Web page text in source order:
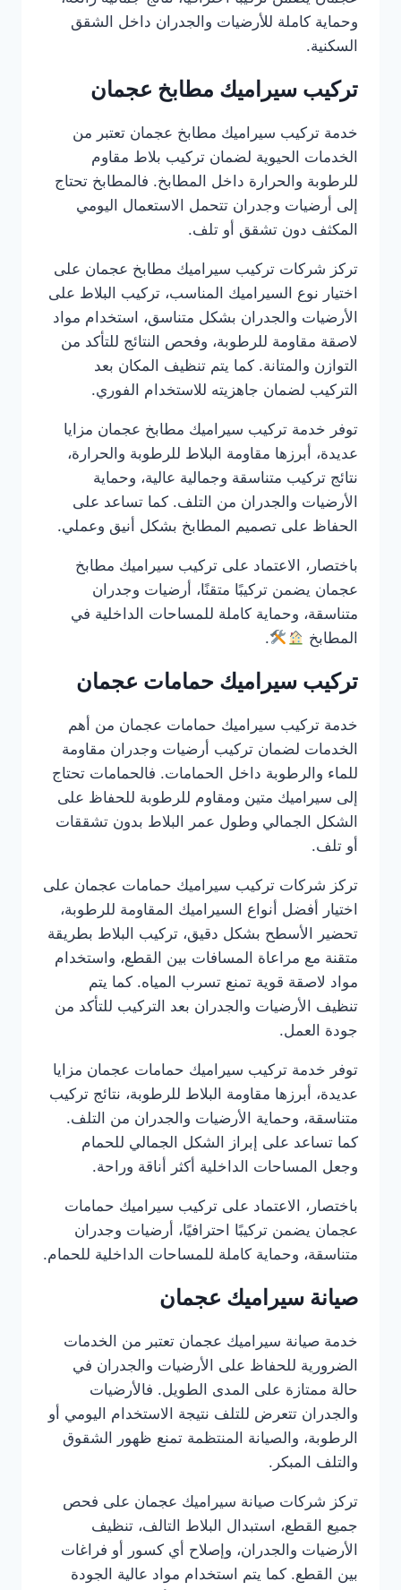
وحماية كاملة للأرضيات والجدران داخل الشقق
السكنية.
تركيب سيراميك مطابخ عجمان
خدمة تركيب سيراميك مطابخ عجمان تعتبر من
الخدمات الحيوية لضمان تركيب بلاط مقاوم
للرطوبة والحرارة داخل المطابخ. فالمطابخ تحتاج
إلى أرضيات وجدران تتحمل الاستعمال اليومي
المكثف دون تشقق أو تلف.
تركز شركات تركيب سيراميك مطابخ عجمان على
اختيار نوع السيراميك المناسب، تركيب البلاط على
الأرضيات والجدران بشكل متناسق، استخدام مواد
لاصقة مقاومة للرطوبة، وفحص النتائج للتأكد من
التوازن والمتانة. كما يتم تنظيف المكان بعد
التركيب لضمان جاهزيته للاستخدام الفوري.
توفر خدمة تركيب سيراميك مطابخ عجمان مزايا
عديدة، أبرزها مقاومة البلاط للرطوبة والحرارة،
نتائج تركيب متناسقة وجمالية عالية، وحماية
الأرضيات والجدران من التلف. كما تساعد على
الحفاظ على تصميم المطابخ بشكل أنيق وعملي.
باختصار، الاعتماد على تركيب سيراميك مطابخ
عجمان يضمن تركيبًا متقنًا، أرضيات وجدران
متناسقة، وحماية كاملة للمساحات الداخلية في
المطابخ
.
تركيب سيراميك حمامات عجمان
خدمة تركيب سيراميك حمامات عجمان من أهم
الخدمات لضمان تركيب أرضيات وجدران مقاومة
للماء والرطوبة داخل الحمامات. فالحمامات تحتاج
إلى سيراميك متين ومقاوم للرطوبة للحفاظ على
الشكل الجمالي وطول عمر البلاط بدون تشققات
أو تلف.
تركز شركات تركيب سيراميك حمامات عجمان على
اختيار أفضل أنواع السيراميك المقاومة للرطوبة،
تحضير الأسطح بشكل دقيق، تركيب البلاط بطريقة
متقنة مع مراعاة المسافات بين القطع، واستخدام
مواد لاصقة قوية تمنع تسرب المياه. كما يتم
تنظيف الأرضيات والجدران بعد التركيب للتأكد من
جودة العمل.
توفر خدمة تركيب سيراميك حمامات عجمان مزايا
عديدة، أبرزها مقاومة البلاط للرطوبة، نتائج تركيب
متناسقة، وحماية الأرضيات والجدران من التلف.
كما تساعد على إبراز الشكل الجمالي للحمام
وجعل المساحات الداخلية أكثر أناقة وراحة.
باختصار، الاعتماد على تركيب سيراميك حمامات
عجمان يضمن تركيبًا احترافيًا، أرضيات وجدران
متناسقة، وحماية كاملة للمساحات الداخلية للحمام.
صيانة سيراميك عجمان
خدمة صيانة سيراميك عجمان تعتبر من الخدمات
الضرورية للحفاظ على الأرضيات والجدران في
حالة ممتازة على المدى الطويل. فالأرضيات
والجدران تتعرض للتلف نتيجة الاستخدام اليومي أو
الرطوبة، والصيانة المنتظمة تمنع ظهور الشقوق
والتلف المبكر.
تركز شركات صيانة سيراميك عجمان على فحص
جميع القطع، استبدال البلاط التالف، تنظيف
الأرضيات والجدران، وإصلاح أي كسور أو فراغات
بين القطع. كما يتم استخدام مواد عالية الجودة